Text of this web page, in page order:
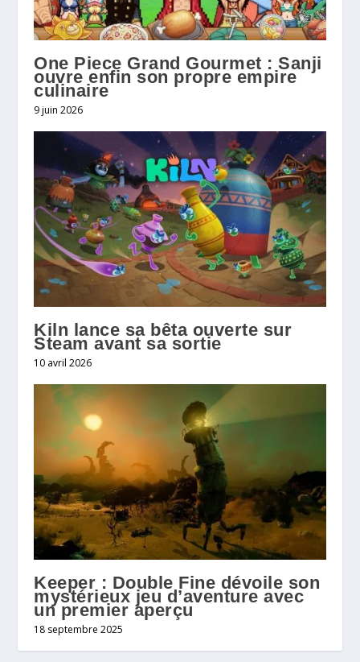
One Piece Grand Gourmet : Sanji
ouvre enfin son propre empire
culinaire
9 juin 2026
Kiln lance sa bêta ouverte sur
Steam avant sa sortie
10 avril 2026
Keeper : Double Fine dévoile son
mystérieux jeu d’aventure avec
un premier aperçu
18 septembre 2025